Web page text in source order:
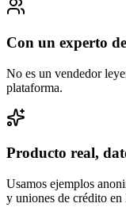
Con un experto
No es un vendedor
plataforma.
Producto real,
Usamos ejemplos
y uniones de crédito